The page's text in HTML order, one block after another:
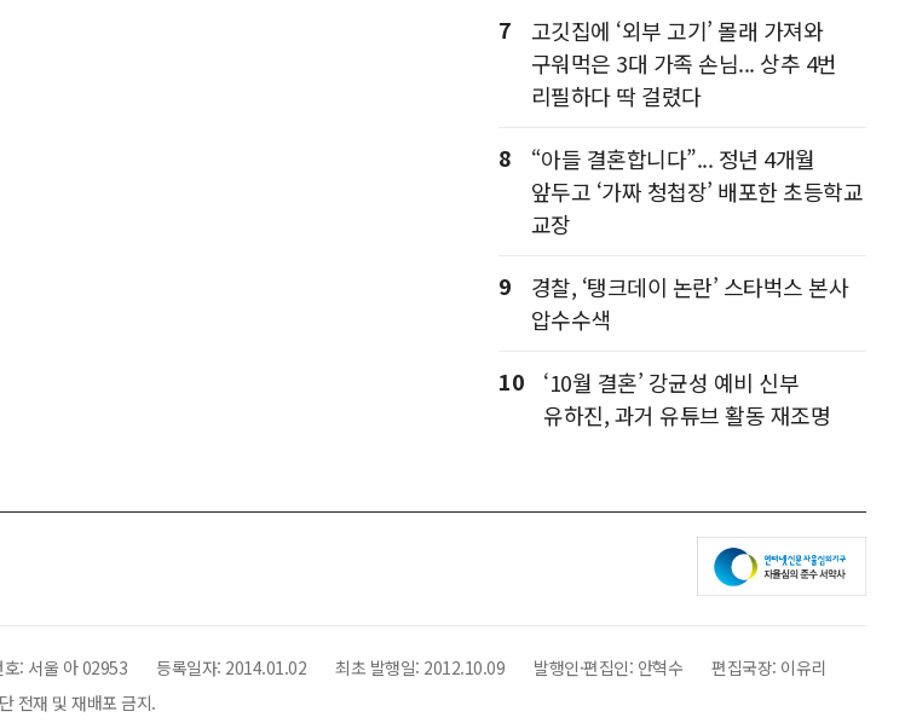
7
고깃집에 ‘외부 고기’ 몰래 가져와
구워먹은 3대 가족 손님... 상추 4번
리필하다 딱 걸렸다
8
“아들 결혼합니다”... 정년 4개월
앞두고 ‘가짜 청첩장’ 배포한 초등학교
교장
9
경찰, ‘탱크데이 논란’ 스타벅스 본사
압수수색
10
‘10월 결혼’ 강균성 예비 신부
유하진, 과거 유튜브 활동 재조명
호: 서울 아 02953 등록일자: 2014.01.02 최초 발행일: 2012.10.09 발행인·편집인: 안혁수 편집국장: 이유리
전재 및 재배포 금지.